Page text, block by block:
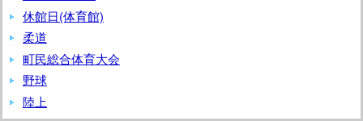
ー
グ
戦
休館日(体育館)
柔道
町民総合体育大会
野球
陸上